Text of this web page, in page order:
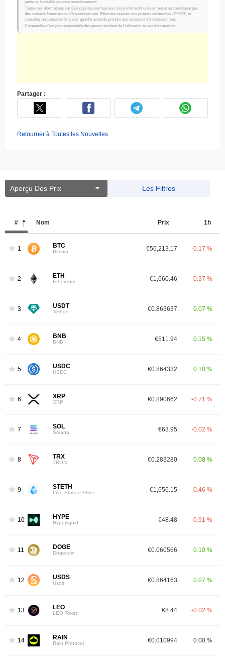
partie ou la totalité de votre investissement.
Toutes les informations sur Coinpaprika sont fournies à titre informatif uniquement et ne constituent pas
des conseils financiers ou d'investissement. Effectuez toujours vos propres recherches (DYOR) et
consultez un conseiller financier qualifié avant de prendre des décisions d'investissement.
Coinpaprika n'est pas responsable des pertes résultant de l'utilisation de ces informations.
Partager :
Retourner à Toutes les Nouvelles
Aperçu Des Prix Les Filtres
# Nom Prix ​​ 1h
1 BTC
Bitcoin €56,213.17 -0.17 %
2 ETH
Ethereum €1,660.46 -0.37 %
3 USDT
Tether €0.863637 0.07 %
4 BNB
BNB €511.94 0.15 %
5 USDC
USDC €0.864332 0.10 %
6 XRP
XRP €0.890662 -0.71 %
7 SOL
Solana €63.95 -0.02 %
8 TRX
TRON €0.283280 0.08 %
9 STETH
Lido Staked Ether €1,656.15 -0.46 %
10 HYPE
Hyperliquid €48.48 -0.91 %
11 DOGE
Dogecoin €0.060566 0.10 %
12 USDS
Usds €0.864163 0.07 %
13 LEO
LEO Token €8.44 -0.02 %
14 RAIN
Rain Protocol €0.010994 0.00 %